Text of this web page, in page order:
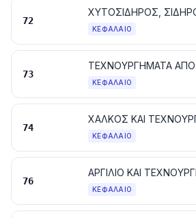
72
ΧΥΤΟΣΙΔΗΡΟΣ,
ΚΕΦΆΛΑΙΟ
73
ΚΕΦΆΛΑΙΟ
74
ΚΕΦΆΛΑΙΟ
76
ΚΕΦΆΛΑΙΟ